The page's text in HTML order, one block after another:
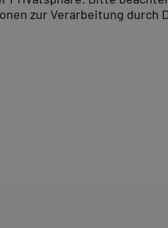
am Leimbachstadion,
Angebote rund um
oder auf den Spuren des
den hessischen
und Schulungen an,
und führen dort Ihre
Seminarthemen im
zur Verarbeitung